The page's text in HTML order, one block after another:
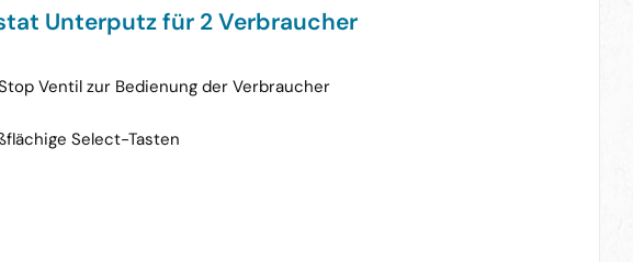
Unterputz für 2 Verbraucher
Ventil zur Bedienung der Verbraucher
Select-Tasten